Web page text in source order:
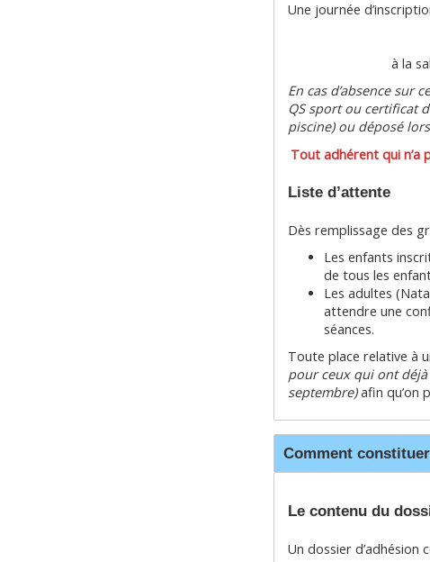
Une journée
à la
En cas d’absence sur
QS sport ou certificat
piscine) ou déposé
Tout adhérent qui n’a
Liste d’attente
Dès remplissage des
Les enfants
de tous les
Les adultes
attendre une
séances.
Toute place relative à
pour ceux qui ont
septembre)afin qu’on
Comment
Le contenu du
Un dossier d’adhésion